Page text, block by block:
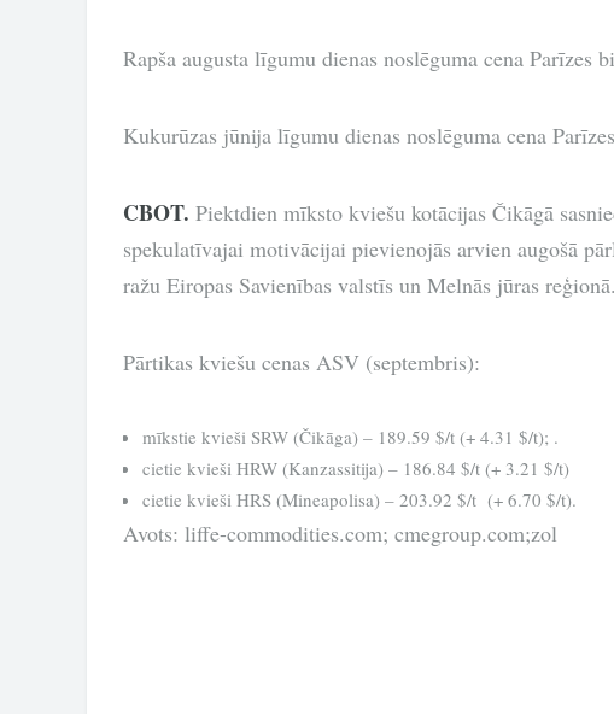
Rapša augusta līgumu dienas noslēguma cena
Kukurūzas jūnija līgumu dienas noslēguma cena
CBOT. Piektdien mīksto kviešu kotācijas Čikāgā
spekulatīvajai motivācijai pievienojās arvien augošā
ražu Eiropas Savienības valstīs un Melnās jūras reģionā.
Pārtikas kviešu cenas ASV (septembris):
mīkstie kvieši SRW (Čikāga) – 189.59 $/t (+ 4.31 $/t); .
cietie kvieši HRW (Kanzassitija) – 186.84 $/t (+ 3.21 $/t)
cietie kvieši HRS (Mineapolisa) – 203.92 $/t (+ 6.70 $/t).
Avots: liffe-commodities.com; cmegroup.com;zol